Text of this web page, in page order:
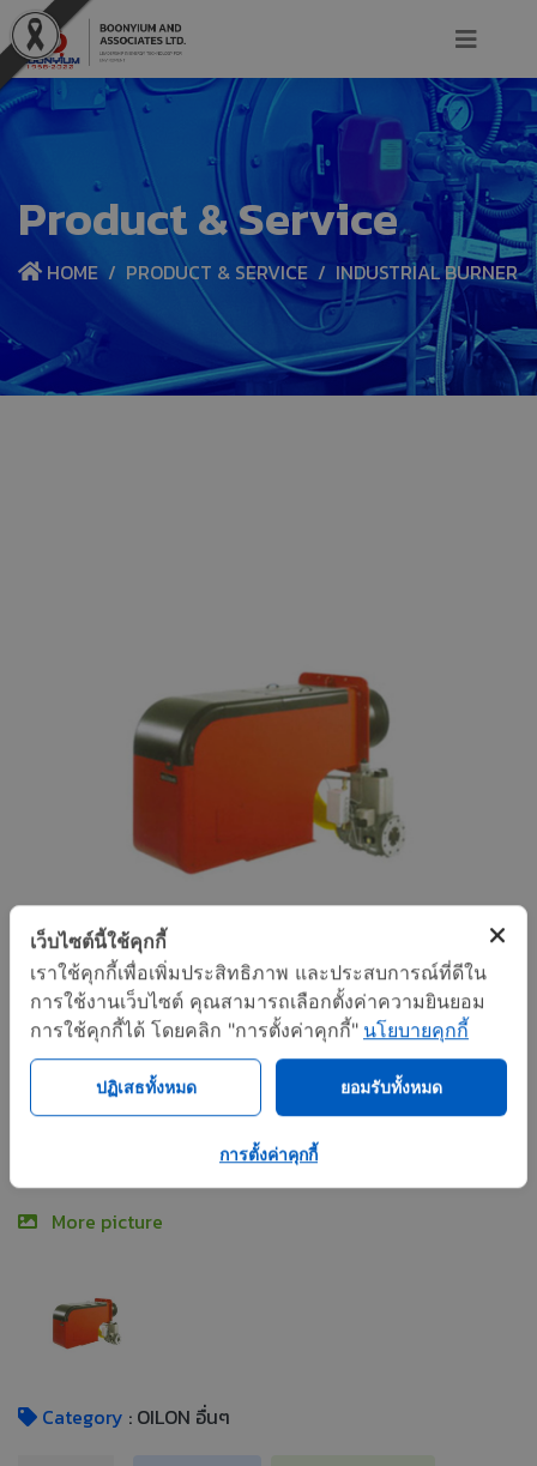
Product & Service
HOME PRODUCT & SERVICE INDUSTRIAL BURNER
Industrial Burner
More picture
Category : OILON อื่นๆ
เว็บไซต์นี้ใช้คุกกี้
เราใช้คุกกี้เพื่อเพิ่มประสิทธิภาพ และประสบการณ์ที่ดีใน
การใช้งานเว็บไซต์ คุณสามารถเลือกตั้งค่าความยินยอม
การใช้คุกกี้ได้ โดยคลิก "การตั้งค่าคุกกี้" นโยบายคุกกี้
ปฏิเสธทั้งหมด ยอมรับทั้งหมด
การตั้งค่าคุกกี้